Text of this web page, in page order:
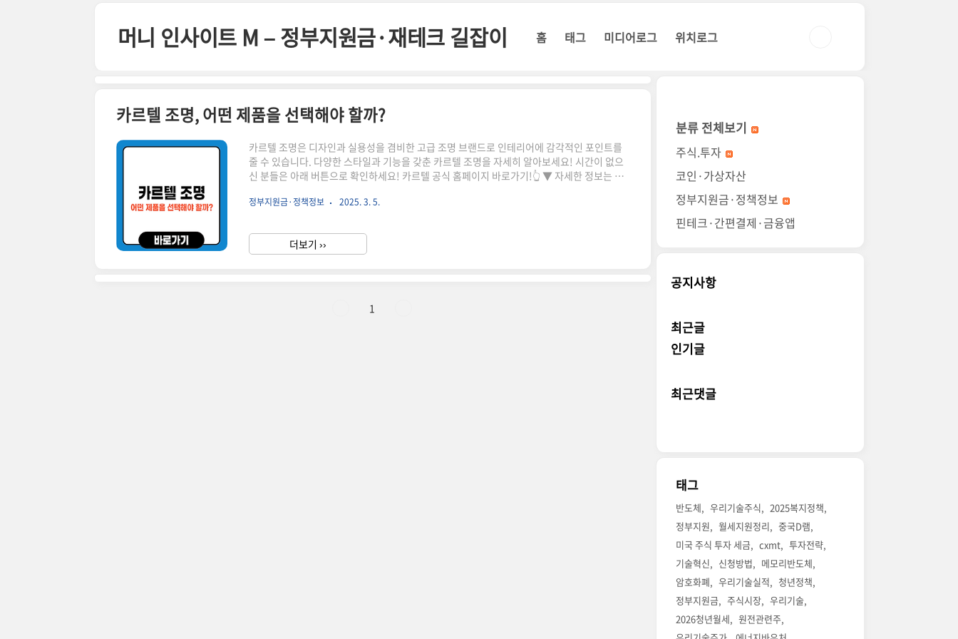
머니 인사이트 M – 정부지원금·재테크 길잡이 홈 태그 미디어로그 위치로그
카르텔 조명, 어떤 제품을 선택해야 할까?
카르텔 조명은 디자인과 실용성을 겸비한 고급 조명 브랜드로 인테리어에 감각적인 포인트를
줄 수 있습니다. 다양한 스타일과 기능을 갖춘 카르텔 조명을 자세히 알아보세요! 시간이 없으
신 분들은 아래 버튼으로 확인하세요! 카르텔 공식 홈페이지 바로가기!👆 ▼ 자세한 정보는 아
인 디자인 조명 브랜드입니다.단순한 조명이 아니라, 예술적인 감각과 실용성을 동시에 만족시
이 뛰어나 오래 사용 가능✔ 다양한 스타일 – 클래식부터 모던까지 선택 가능💡 카르텔 조명은
이런 분들에게 추천!인테리어에 독창적인 포인트를 주고 싶은 분고급스..
정부지원금·정책정보 2025. 3. 5.
더보기 ››
1
분류 전체보기
주식.투자
코인·가상자산
정부지원금·정책정보
핀테크·간편결제·금융앱
공지사항
최근글
인기글
최근댓글
태그
반도체 우리기술주식
2025복지정책
정부지원
월세지원정리
중국D램
미국 주식 투자 세금
cxmt
투자전략
기술혁신
신청방법
메모리반도체
암호화폐
우리기술실적
청년정책
정부지원금
주식시장
우리기술
2026청년월세
원전관련주